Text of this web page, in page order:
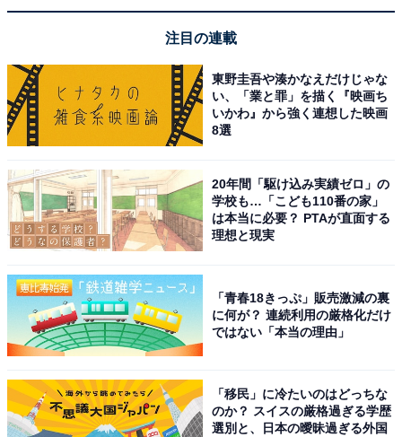
注目の連載
東野圭吾や湊かなえだけじゃな
い、「業と罪」を描く『映画ち
いかわ』から強く連想した映画
8選
20年間「駆け込み実績ゼロ」の
学校も…「こども110番の家」
は本当に必要？ PTAが直面する
理想と現実
「青春18きっぷ」販売激減の裏
に何が？ 連続利用の厳格化だけ
ではない「本当の理由」
「移民」に冷たいのはどっちな
のか？ スイスの厳格過ぎる学歴
選別と、日本の曖昧過ぎる外国